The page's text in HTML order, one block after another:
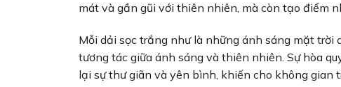
mát và gần gũi với thiên nhiên, mà còn tạo điểm
Mỗi dải sọc trắng như là những ánh sáng mặt trời
tương tác giữa ánh sáng và thiên nhiên. Sự hòa
lại sự thư giãn và yên bình, khiến cho không gian